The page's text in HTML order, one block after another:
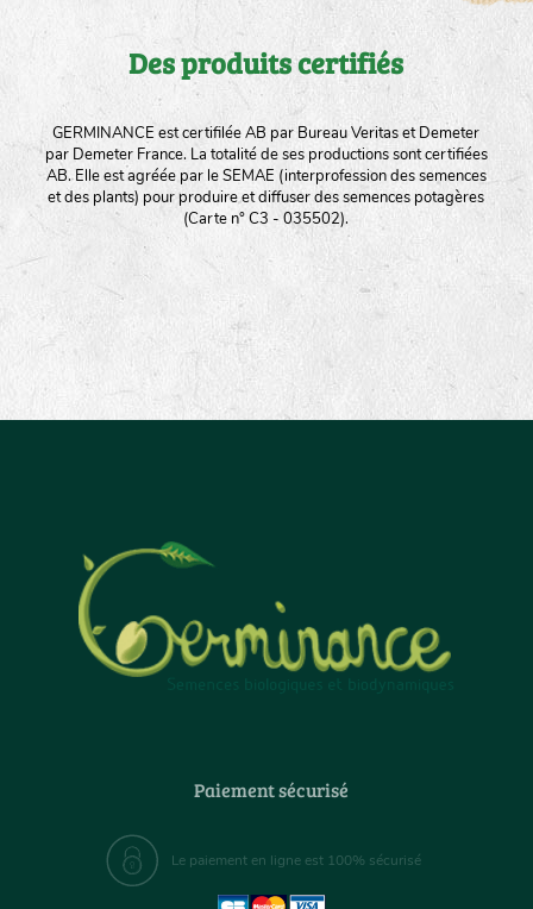
Des produits certifiés
GERMINANCE est certifilée AB par Bureau Veritas et Demeter
par Demeter France. La totalité de ses productions sont certifiées
AB. Elle est agréée par le SEMAE (interprofession des semences
et des plants) pour produire et diffuser des semences potagères
(Carte n° C3 - 035502).
Paiement sécurisé
Le paiement en ligne est 100% sécurisé